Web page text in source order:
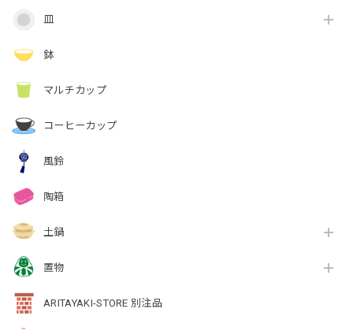
皿
鉢
マルチカップ
コーヒーカップ
風鈴
陶箱
土鍋
置物
ARITAYAKI-STORE 別注品